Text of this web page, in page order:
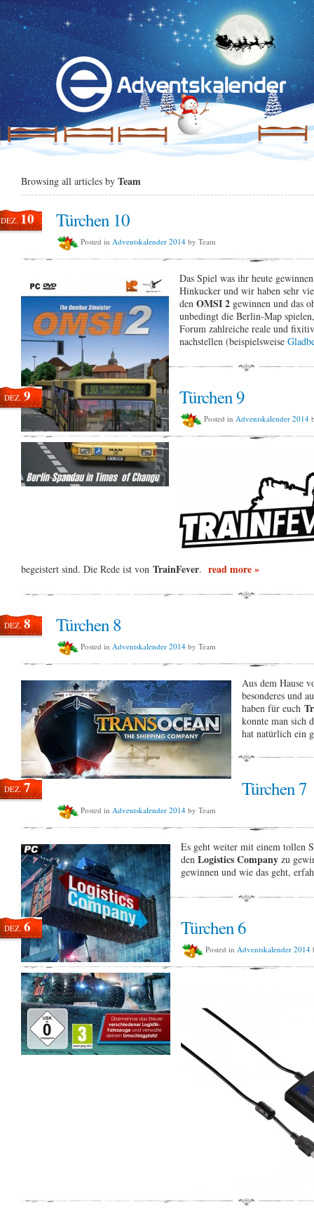
Browsing all articles by Team
DEZ.10 Türchen 10
Posted in Adventskalender 2014 by Team
Das Spiel was ihr heute
Hinkucker und wir haben sehr
den OMSI 2 gewinnen und das
unbedingt die Berlin-Map
Forum zahlreiche reale und
nachstellen (beispielsweise
DEZ.9 Türchen 9
Posted in Adventskalender 2014
begeistert sind. Die Rede ist von TrainFever. read more »
DEZ.8 Türchen 8
Posted in Adventskalender 2014 by Team
Aus dem Hause
besonderes und
haben für euch
konnte man sich
hat natürlich ein
DEZ.7 Türchen 7
Posted in Adventskalender 2014 by Team
Es geht weiter mit einem tollen
den Logistics Company zu
gewinnen und wie das geht,
DEZ.6 Türchen 6
Posted in Adventskalender 2014